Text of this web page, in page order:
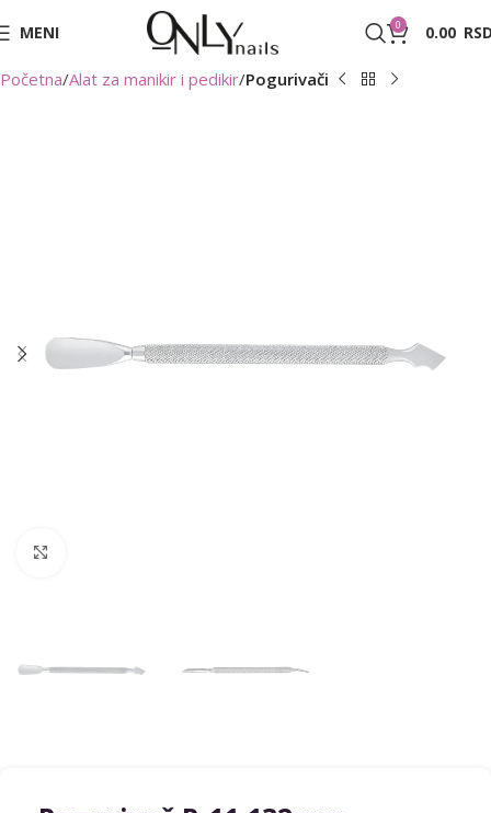
MENI 0 0.00
Početna Alat za manikir i pedikir Pogurivači